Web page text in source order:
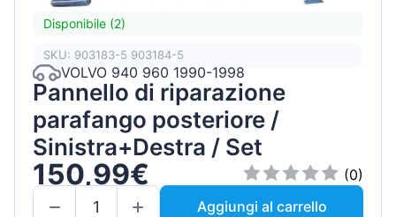
Disponibile (2)
SKU: 903183-5 903184-5
VOLVO 940 960 1990-1998
Pannello di riparazione
parafango posteriore /
Sinistra+Destra / Set
150,99€
(0)
Aggiungi al carrello